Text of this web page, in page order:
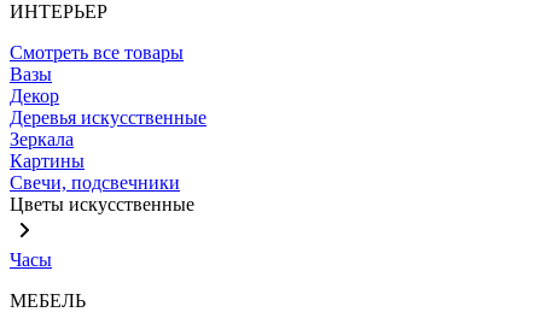
ИНТЕРЬЕР
Смотреть все товары
Вазы
Декор
Деревья искусственные
Зеркала
Картины
Свечи, подсвечники
Цветы искусственные
Часы
МЕБЕЛЬ